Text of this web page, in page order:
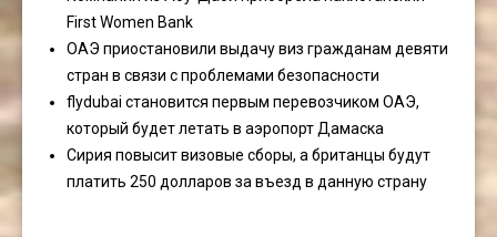
First Women Bank
ОАЭ приостановили выдачу виз гражданам девяти
стран в связи с проблемами безопасности
flydubai становится первым перевозчиком ОАЭ,
который будет летать в аэропорт Дамаска
Сирия повысит визовые сборы, а британцы будут
платить 250 долларов за въезд в данную страну